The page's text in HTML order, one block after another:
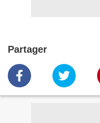
Partager